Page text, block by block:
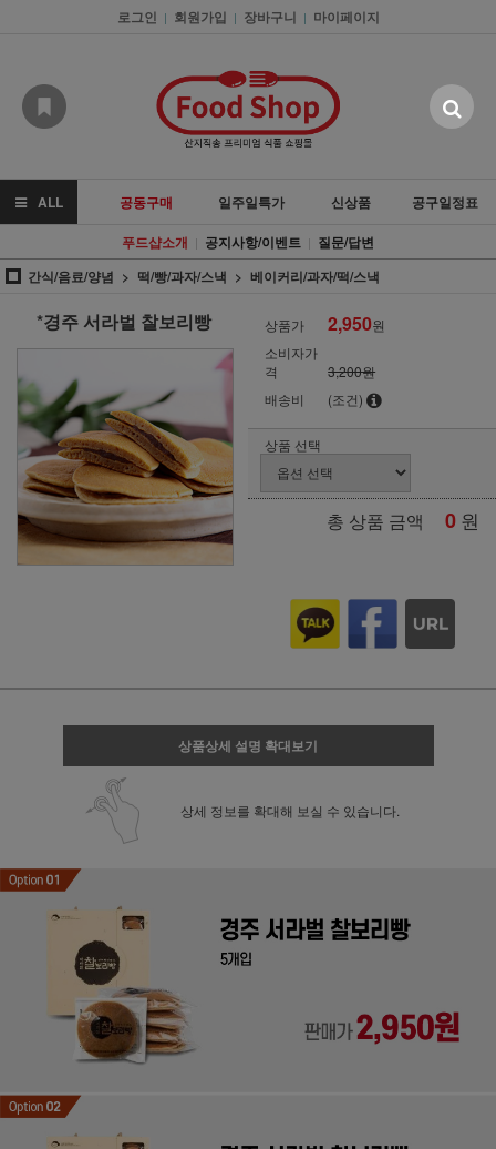
로그인 | 회원가입 | 장바구니 | 마이페이지
ALL 공동구매 일주일특가 신상품
공구일정표
푸드샵소개 | 공지사항/이벤트 | 질문/답변
간식/음료/양념
떡/빵/과자/스낵 베이커리/과자/떡/스낵
*경주 서라벌 찰보리빵 상품가 2,950원
소비자가
격
3,200원
배송비
(조건)
상품 선택
총 상품 금액 0 원
상품상세 설명 확대보기
상세 정보를 확대해 보실 수 있습니다.